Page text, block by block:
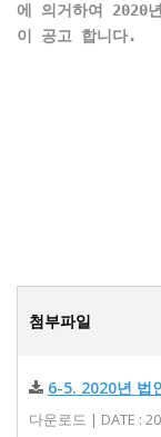
에 의거하여 2020
이 공고 합니다.
첨부파일
6-5. 2020년 법
다운로드 | DATE :